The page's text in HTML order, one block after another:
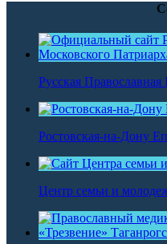
Русская Православная
Ростовская-на-Дону
Центр семьи и